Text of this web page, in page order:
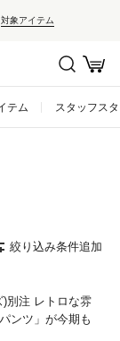
対象アイテム
テム スタッフス
絞り込み条件追加
)別注 レトロな雰
ンツ」が今期も